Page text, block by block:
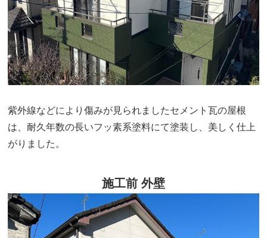
紫外線などにより傷みが見られましたセメント瓦の屋根
は、耐久年数の長いフッ素系塗料にて塗装し、美しく仕上
がりました。
施工前 外壁